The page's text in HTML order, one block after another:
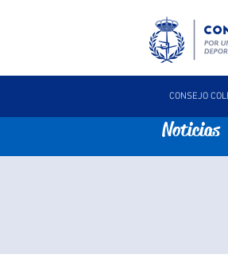
CONSEJO
Noticias